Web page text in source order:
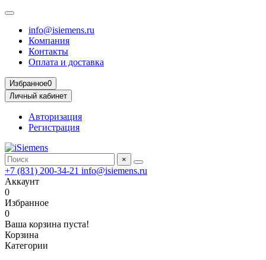
info@isiemens.ru
Компания
Контакты
Оплата и доставка
Избранное0
Личный кабинет
Авторизация
Регистрация
×
+7 (831) 200-34-21 info@isiemens.ru
Аккаунт
0
Избранное
0
Ваша корзина пуста!
Корзина
Категории